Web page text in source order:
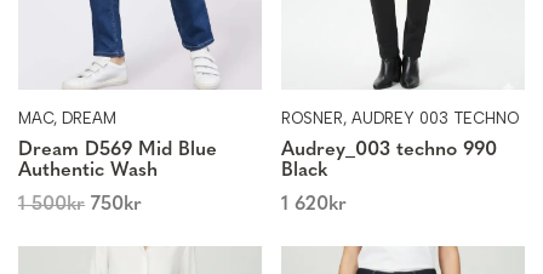
MAC, DREAM
Dream D569 Mid Blue
Authentic Wash
1 500kr 750kr
ROSNER, AUDREY 003 TECHNO
Audrey_003 techno 990
Black
1 620kr